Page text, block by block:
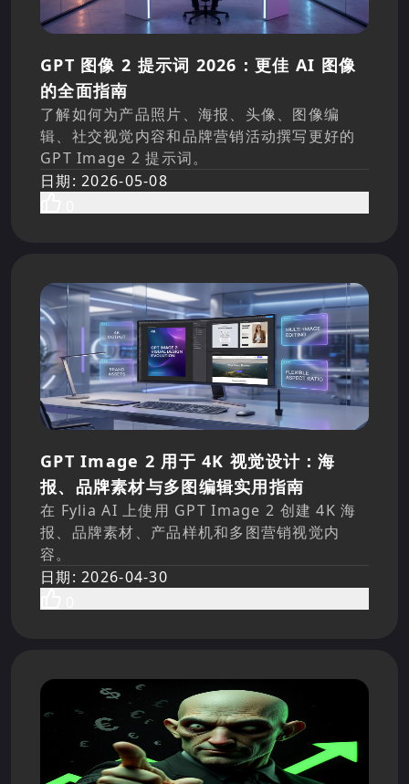
GPT 图像 2 提示词 2026：更佳 AI 图像
的全面指南
了解如何为产品照片、海报、头像、图像编
辑、社交视觉内容和品牌营销活动撰写更好的
GPT Image 2 提示词。
日期:2026-05-08
GPT Image 2 用于 4K 视觉设计：海
报、品牌素材与多图编辑实用指南
在 Fylia AI 上使用 GPT Image 2 创建 4K 海
报、品牌素材、产品样机和多图营销视觉内
容。
日期:2026-04-30